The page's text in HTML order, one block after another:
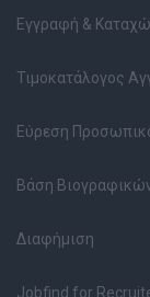
Εγγραφή &
Τιμοκατάλογος
Εύρεση
Βάση
Διαφήμιση
Jobfind for